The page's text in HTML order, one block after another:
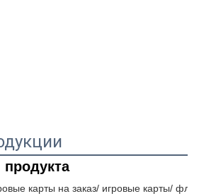
карты на заказ/ игровые карты/